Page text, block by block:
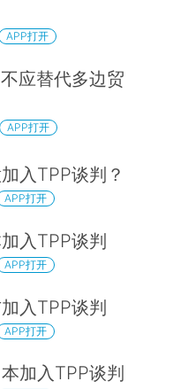
APP打开
应替代多边贸
APP打开
入TPP谈判？
APP打开
入TPP谈判
APP打开
入TPP谈判
APP打开
加入TPP谈判